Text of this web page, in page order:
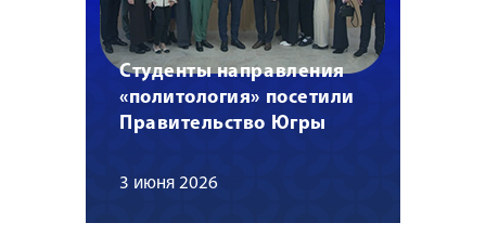
Студенты направления
«политология» посетили
Правительство Югры
3 июня 2026